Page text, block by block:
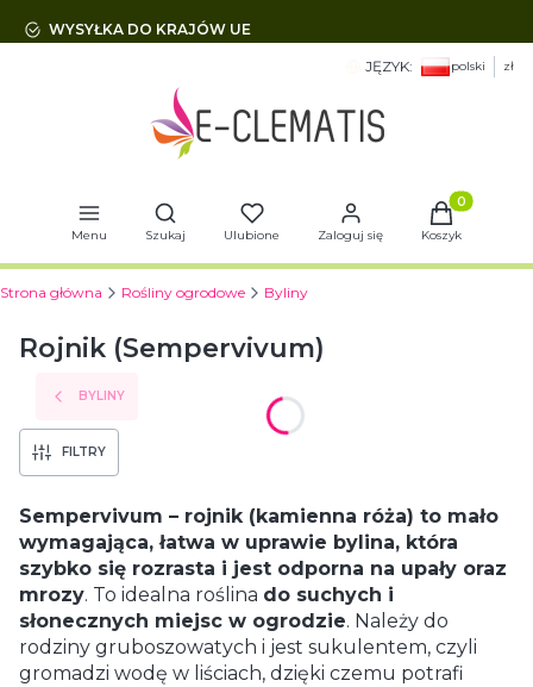
WYSYŁKA DO KRAJÓW UE
JĘZYK: polski zł
Menu
Otwórz wyszukiwarkę
Szukaj Ulubione Zaloguj się
Produkty
Koszyk
Strona główna Rośliny ogrodowe Byliny
Rojnik (Sempervivum)
BYLINY
FILTRY
Sempervivum – rojnik (kamienna róża) to mało
wymagająca, łatwa w uprawie bylina, która
szybko się rozrasta i jest odporna na upały oraz
mrozy. To idealna roślina do suchych i
słonecznych miejsc w ogrodzie. Należy do
rodziny gruboszowatych i jest sukulentem, czyli
gromadzi wodę w liściach, dzięki czemu potrafi